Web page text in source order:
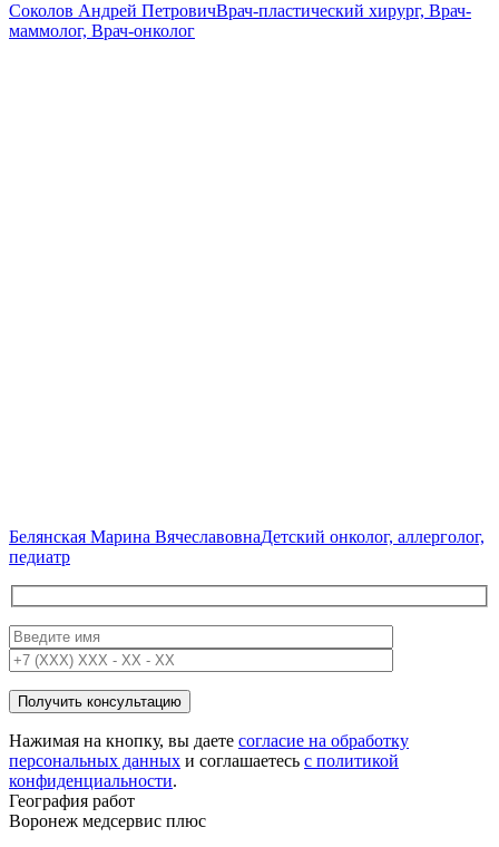
Соколов Андрей ПетровичВрач-пластический хирург, Врач-
маммолог, Врач-онколог
Белянская Марина ВячеславовнаДетский онколог, аллерголог,
педиатр
Нажимая на кнопку, вы даете согласие на обработку
персональных данных и соглашаетесь c политикой
конфиденциальности.
География работ
Воронеж медсервис плюс